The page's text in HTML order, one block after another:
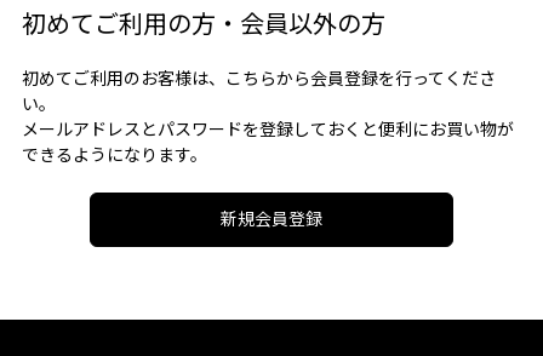
初めてご利用の方・会員以外の方
初めてご利用のお客様は、こちらから会員登録を行ってくださ
い。
メールアドレスとパスワードを登録しておくと便利にお買い物が
できるようになります。